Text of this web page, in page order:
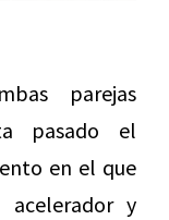
parejas
pasado el
en el que
y